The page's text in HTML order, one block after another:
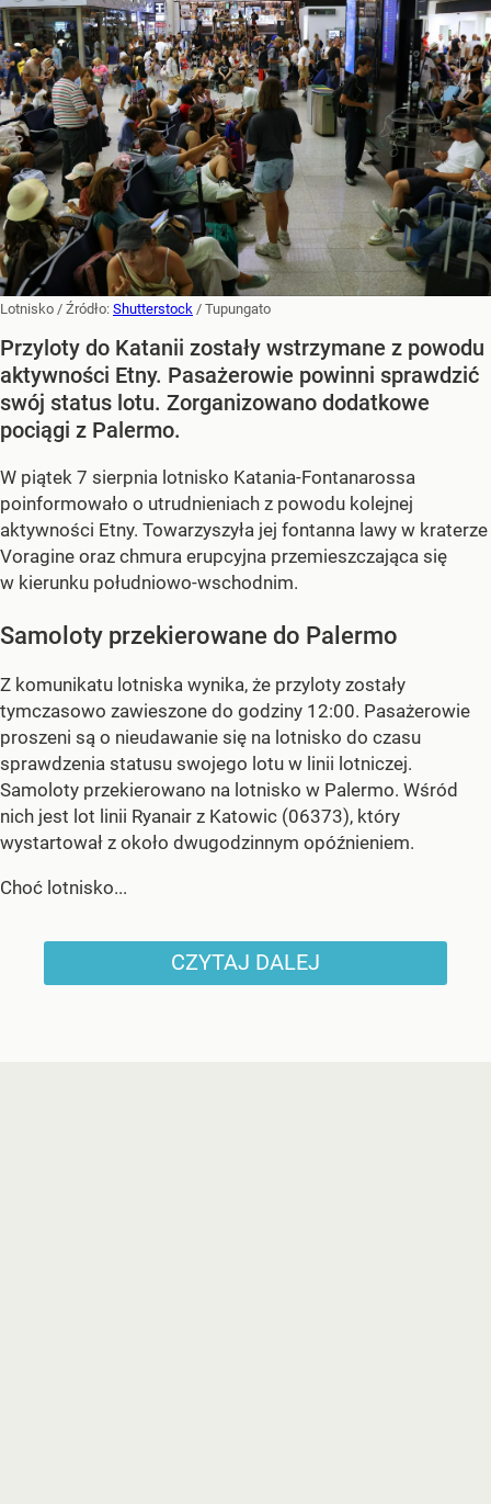
Lotnisko / Źródło: Shutterstock / Tupungato
Przyloty do Katanii zostały wstrzymane z powodu
aktywności Etny. Pasażerowie powinni sprawdzić
swój status lotu. Zorganizowano dodatkowe
pociągi z Palermo.
W piątek 7 sierpnia lotnisko Katania-Fontanarossa
poinformowało o utrudnieniach z powodu kolejnej
aktywności Etny. Towarzyszyła jej fontanna lawy w kraterze
Voragine oraz chmura erupcyjna przemieszczająca się
w kierunku południowo-wschodnim.
Samoloty przekierowane do Palermo
Z komunikatu lotniska wynika, że przyloty zostały
tymczasowo zawieszone do godziny 12:00. Pasażerowie
proszeni są o nieudawanie się na lotnisko do czasu
sprawdzenia statusu swojego lotu w linii lotniczej.
Samoloty przekierowano na lotnisko w Palermo. Wśród
nich jest lot linii Ryanair z Katowic (06373), który
wystartował z około dwugodzinnym opóźnieniem.
Choć lotnisko...
CZYTAJ DALEJ